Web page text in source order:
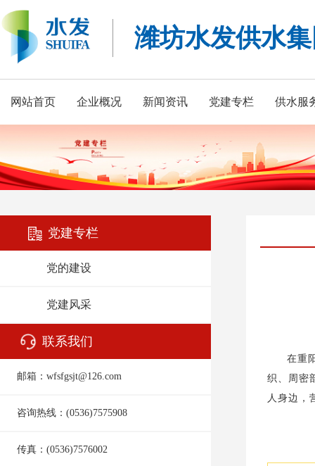
潍坊水发供水
网站首页 企业概况 新闻资讯 党建专栏 供水服
党建专栏
党的建设
党建风采
联系我们
邮箱：wfsfgsjt@126.com
咨询热线：(0536)7575908
传真：(0536)7576002
在重
织、周密
人身边，